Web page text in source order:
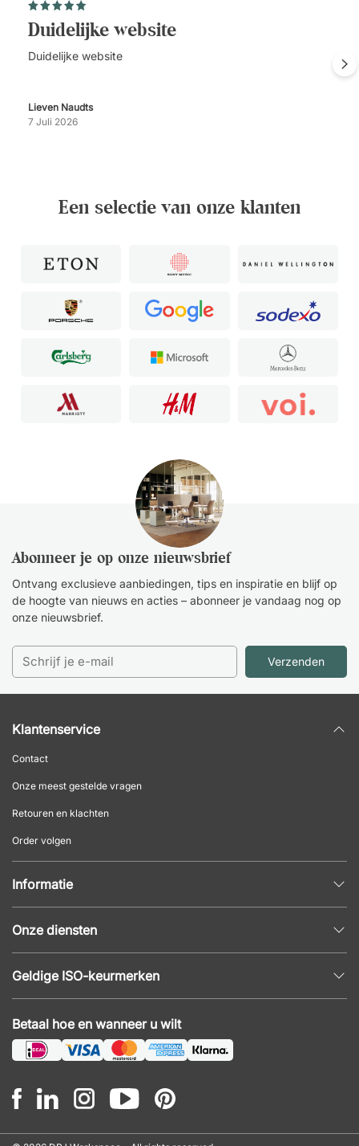
Duidelijke website
Duidelijke website
Lieven Naudts
7 Juli 2026
Een selectie van onze klanten
Abonneer je op onze nieuwsbrief
Ontvang exclusieve aanbiedingen, tips en inspiratie en blijf op
de hoogte van nieuws en acties – abonneer je vandaag nog op
onze nieuwsbrief.
Verzenden
Klantenservice
Contact
Onze meest gestelde vragen
Retouren en klachten
Order volgen
Informatie
Populaire pagina's
Onze diensten
Kantoormeubilair offerte
Montage
Betaal hoe en wanneer u wilt
Geldige ISO-keurmerken
ISO 14001
ISO 45001